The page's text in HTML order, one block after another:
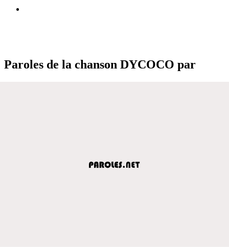
Paroles de la chanson DYCOCO par